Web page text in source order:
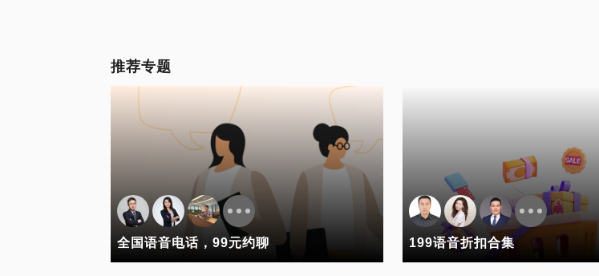
推荐专题
全国语音电话，99元约聊 199语音折扣合集